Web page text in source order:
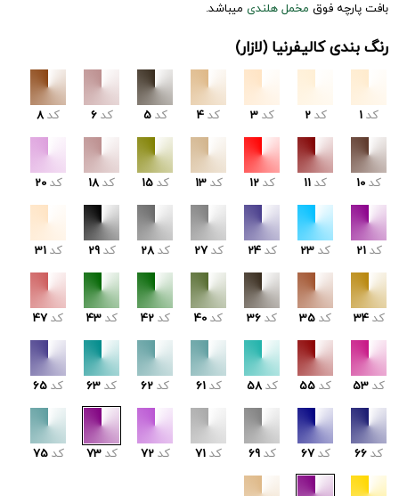
بافت پارچه فوق مخمل هلندی میباشد.
رنگ بندی کالیفرنیا (لازار)
کد 1 کد 2 کد 3 کد 4 کد 5 کد 6 کد 8
کد 10 کد 11 کد 12 کد 13 کد 15 کد 18 کد 20
کد 21 کد 23 کد 24 کد 27 کد 28 کد 29 کد 31
کد 34 کد 35 کد 36 کد 40 کد 42 کد 43 کد 47
کد 53 کد 55 کد 58 کد 61 کد 62 کد 63 کد 65
کد 66 کد 67 کد 69 کد 71 کد 72 کد 73 کد 75